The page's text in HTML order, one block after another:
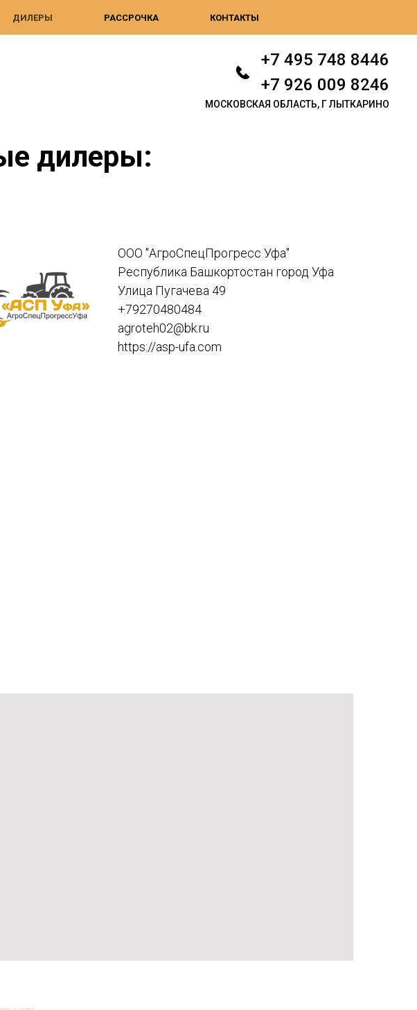
+7 495 748 8446
+7 926 009 8246
МОСКОВСКАЯ ОБЛАСТЬ, Г ЛЫТКАРИНО
ДИЛЕРЫ РАССРОЧКА КОНТАКТЫ
дилеры:
ООО "АгроСпецПрогресс Уфа"
Республика Башкортостан город Уфа
Улица Пугачева 49
+79270480484
agroteh02@bk.ru
https://asp-ufa.com